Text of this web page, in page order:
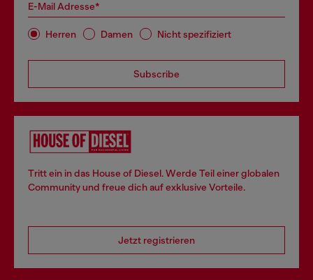
E-Mail Adresse*
Herren Damen Nicht spezifiziert
Subscribe
Tritt ein in das House of Diesel. Werde Teil einer globalen
Community und freue dich auf exklusive Vorteile.
Jetzt registrieren